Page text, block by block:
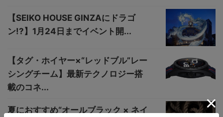
【SEIKO HOUSE GINZAにドラゴ
ン!?】1月24日までイベント開...
【タグ・ホイヤー×“レッドブル”レー
シングチーム】最新テクノロジー搭
載のコネ...
夏におすすめ“オールブラック × ネイ